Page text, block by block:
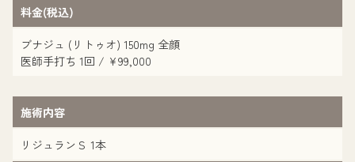
料金(税込)
ブナジュ (リトゥオ) 150mg 全顔
医師手打ち 1回 / ¥99,000
施術内容
リジュランＳ 1本